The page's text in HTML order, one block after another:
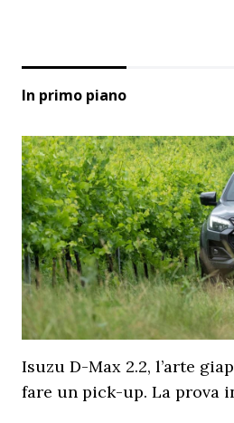
In primo piano
Isuzu D-Max 2.2, l’arte
fare un pick-up. La prova